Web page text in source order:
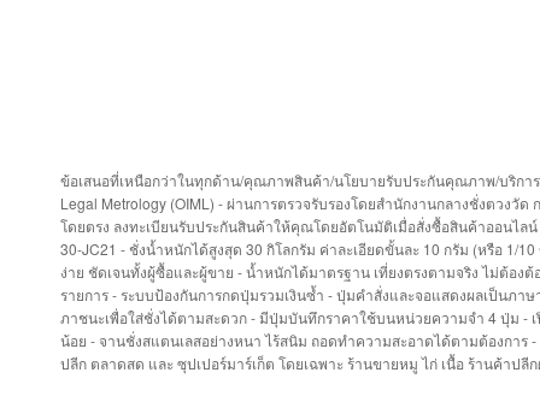
ข้อเสนอที่เหนือกว่าในทุกด้าน/คุณภาพสินค้า/นโยบายรับประกันคุณภาพ/บริการ
Legal Metrology (OIML) - ผ่านการตรวจรับรองโดยสำนักงานกลางชั่งตวง
โดยตรง ลงทะเบียนรับประกันสินค้าให้คุณโดยอัตโนมัติเมื่อสั่งซื้อสินค้าออนไ
30-JC21 - ชั่งน้ำหนักได้สูงสุด 30 กิโลกรัม ค่าละเอียดขั้นละ 10 กรัม (หรือ 1/
ง่าย ชัดเจนทั้งผู้ซื้อและผู้ขาย - น้ำหนักได้มาตรฐาน เที่ยงตรงตามจริง ไม่ต้อ
รายการ - ระบบป้องกันการกดปุ่มรวมเงินซ้ำ - ปุ่มคำสั่งและจอแสดงผลเป็นภ
ภาชนะเพื่อใส่ชั่งได้ตามสะดวก - มีปุ่มบันทึกราคาใช้บนหน่วยความจำ 4 ปุ่ม -
น้อย - จานชั่งสแตนเลสอย่างหนา ไร้สนิม ถอดทำความสะอาดได้ตามต้องการ
ปลีก ตลาดสด และ ซุปเปอร์มาร์เก็ต โดยเฉพาะ ร้านขายหมู ไก่ เนื้อ ร้านค้าปลี